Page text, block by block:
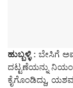
ಹುಬ್ಬಳ್ಳಿ : ಬೇಸಿಗೆ
ದಟ್ಟಣೆಯನ್ನು
ಕೈಗೊಂಡಿದ್ದು,